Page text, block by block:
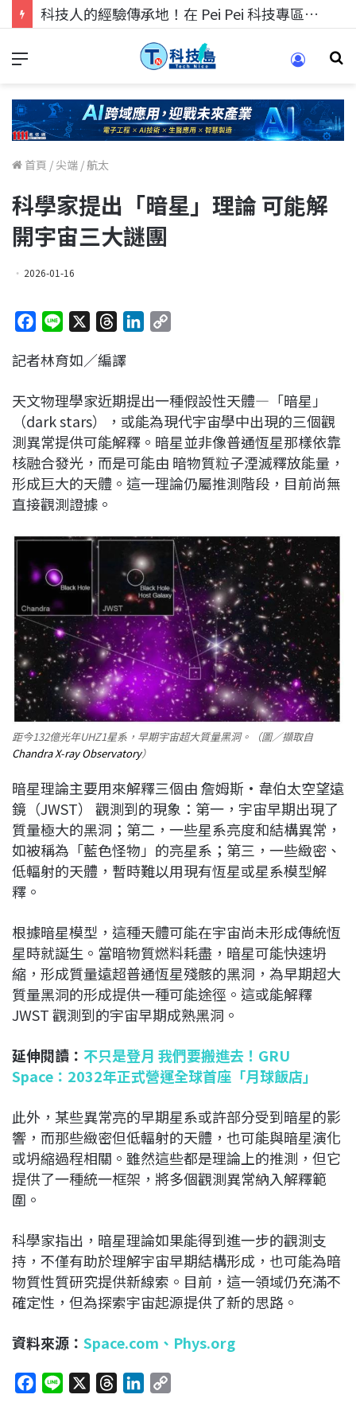
科技人的經驗傳承地！在 Pei Pei 科技專區，與學弟妹交流最硬核的技術
首頁 /尖端 /航太
科學家提出「暗星」理論 可能解
開宇宙三大謎團
2026-01-16
c
b
o
o
k
n
r
a
d
s
e
d
I
n
L
i
n
k
記者林育如／編譯
天文物理學家近期提出一種假設性天體—「暗星」
（dark stars），或能為現代宇宙學中出現的三個觀
測異常提供可能解釋。暗星並非像普通恆星那樣依靠
核融合發光，而是可能由 暗物質粒子湮滅釋放能量，
形成巨大的天體。這一理論仍屬推測階段，目前尚無
直接觀測證據。
距今132億光年UHZ1星系，早期宇宙超大質量黑洞。（圖／擷取自
Chandra X-ray Observatory）
暗星理論主要用來解釋三個由 詹姆斯·韋伯太空望遠
鏡（JWST） 觀測到的現象：第一，宇宙早期出現了
質量極大的黑洞；第二，一些星系亮度和結構異常，
如被稱為「藍色怪物」的亮星系；第三，一些緻密、
低輻射的天體，暫時難以用現有恆星或星系模型解
釋。
根據暗星模型，這種天體可能在宇宙尚未形成傳統恆
星時就誕生。當暗物質燃料耗盡，暗星可能快速坍
縮，形成質量遠超普通恆星殘骸的黑洞，為早期超大
質量黑洞的形成提供一種可能途徑。這或能解釋
JWST 觀測到的宇宙早期成熟黑洞。
延伸閱讀： 不只是登月 我們要搬進去！GRU
Space：2032年正式營運全球首座「月球飯店」
此外，某些異常亮的早期星系或許部分受到暗星的影
響，而那些緻密但低輻射的天體，也可能與暗星演化
或坍縮過程相關。雖然這些都是理論上的推測，但它
提供了一種統一框架，將多個觀測異常納入解釋範
圍。
科學家指出，暗星理論如果能得到進一步的觀測支
持，不僅有助於理解宇宙早期結構形成，也可能為暗
物質性質研究提供新線索。目前，這一領域仍充滿不
確定性，但為探索宇宙起源提供了新的思路。
資料來源： Space.com、 Phys.org